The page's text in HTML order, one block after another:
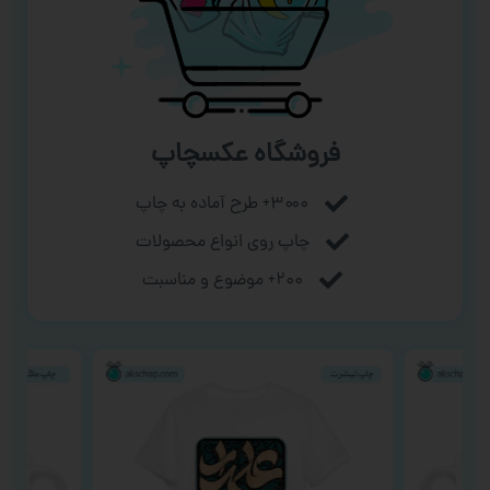
فروشگاه عکسچاپ
۳۰۰۰+ طرح آماده به چاپ
چاپ روی انواع محصولات
۲۰۰+ موضوع و مناسبت